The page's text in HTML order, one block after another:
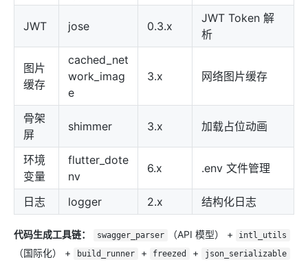
JWT jose 0.3.x
JWT Token 解
析
图片
缓存
cached_net
work_imag
e
3.x 网络图片缓存
骨架
屏
shimmer 3.x 加载占位动画
环境
变量
flutter_dote
nv
6.x .env 文件管理
日志 logger 2.x 结构化日志
代码生成工具链： swagger_parser （API 模型） + intl_utils
（国际化） + build_runner + freezed + json_serializable